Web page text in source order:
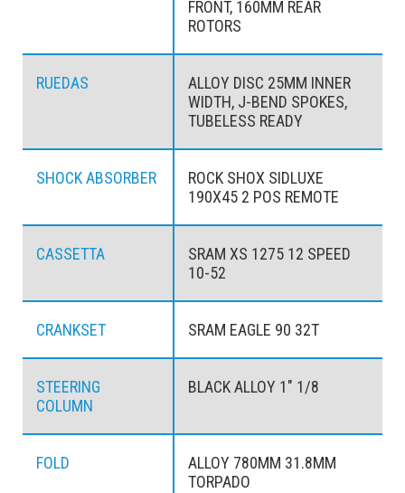
FRONT, 160MM REAR
ROTORS
RUEDAS
ALLOY DISC 25MM INNER
WIDTH, J-BEND SPOKES,
TUBELESS READY
SHOCK ABSORBER
ROCK SHOX SIDLUXE
190X45 2 POS REMOTE
CASSETTA
SRAM XS 1275 12 SPEED
10-52
CRANKSET SRAM EAGLE 90 32T
STEERING
COLUMN
BLACK ALLOY 1" 1/8
FOLD
ALLOY 780MM 31.8MM
TORPADO